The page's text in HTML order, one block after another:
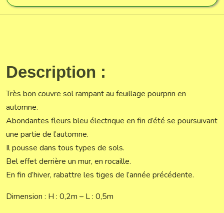
Description :
Très bon couvre sol rampant au feuillage pourprin en
automne.
Abondantes fleurs bleu électrique en fin d’été se poursuivant
une partie de l’automne.
Il pousse dans tous types de sols.
Bel effet derrière un mur, en rocaille.
En fin d’hiver, rabattre les tiges de l’année précédente.
Dimension : H : 0,2m – L : 0,5m